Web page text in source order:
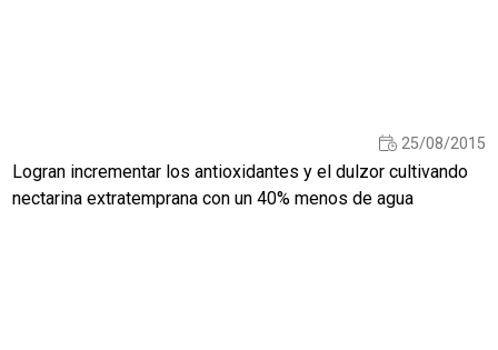
25/08/2015
Logran incrementar los antioxidantes y el dulzor cultivando
nectarina extratemprana con un 40% menos de agua